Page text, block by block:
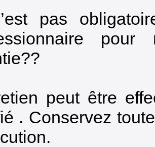
pas
peut être
. Conservez